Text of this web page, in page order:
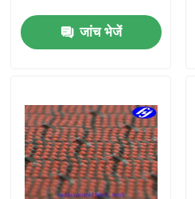
उत्पाद
वीडियो
जांच भेजें